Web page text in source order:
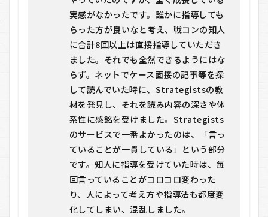
実感がなかったです。誰かに指導しても
らった方が良いなと考え、戦コンの知人
に合計8回以上は直接指導していただき
ました。それでも全然できるようにはな
らず。ネットでケース面接の記事等を探
して読んでいた時に、Strategistsの教
材を発見し、それを読み内容の深さや体
系性に感銘を受けました。Strategists
のサービスで一番よかったのは、「言っ
ていることが一貫している」という部分
です。知人に指導を受けていた時は、毎
回言っていることがコロコロ変わった
り、人によって考え方や指導法も都度変
化してしまい、混乱しました。